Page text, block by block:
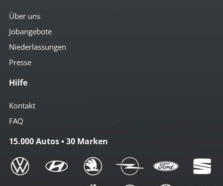
Mittelarmlehne vorn
Multifunktionslenkrad
Notbremsassistent
Rückfahr-Kamera
Schaltpunktanzeige
Servolenkung
Sitzheizung vorn
umklappbare Rücksitzbank
Zentralverriegelung
Zentralverriegelung m. FB
Android-Auto
Apple CarPlay
Über uns
Jobangebote
Niederlassungen
Presse
Hilfe
Kontakt
FAQ
15.000 Autos • 30 Marken